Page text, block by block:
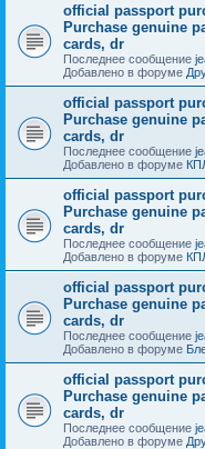
official passport
Purchase genuine
cards, dr
Последнее сообщение
Добавлено в форуме
official passport
Purchase genuine
cards, dr
Последнее сообщение
Добавлено в форуме
official passport
Purchase genuine
cards, dr
Последнее сообщение
Добавлено в форуме
official passport
Purchase genuine
cards, dr
Последнее сообщение
Добавлено в форуме
official passport
Purchase genuine
cards, dr
Последнее сообщение
Добавлено в форуме